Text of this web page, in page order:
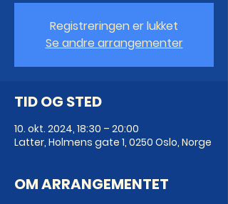
Registreringen er lukket
Se andre arrangementer
TID OG STED
10. okt. 2024, 18:30 – 20:00
Latter, Holmens gate 1, 0250 Oslo, Norge
OM ARRANGEMENTET